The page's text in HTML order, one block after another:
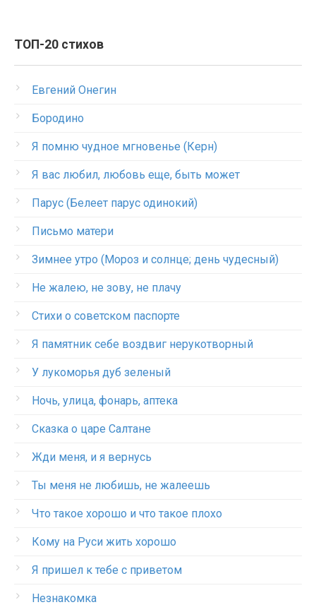
ТОП-20 стихов
Евгений Онегин
Бородино
Я помню чудное мгновенье (Керн)
Я вас любил, любовь еще, быть может
Парус (Белеет парус одинокий)
Письмо матери
Зимнее утро (Мороз и солнце; день чудесный)
Не жалею, не зову, не плачу
Стихи о советском паспорте
Я памятник себе воздвиг нерукотворный
У лукоморья дуб зеленый
Ночь, улица, фонарь, аптека
Сказка о царе Салтане
Жди меня, и я вернусь
Ты меня не любишь, не жалеешь
Что такое хорошо и что такое плохо
Кому на Руси жить хорошо
Я пришел к тебе с приветом
Незнакомка